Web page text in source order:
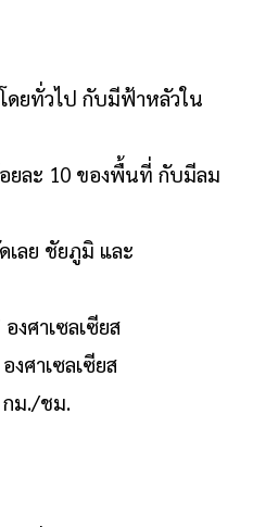
ดยทั่วไป กับมีฟ้าหลัวใน
ยละ 10 ของพื้นที่ กับมีลม
เลย ชัยภูมิ และ
งศาเซลเซียส
ศาเซลเซียส
กม./ชม.